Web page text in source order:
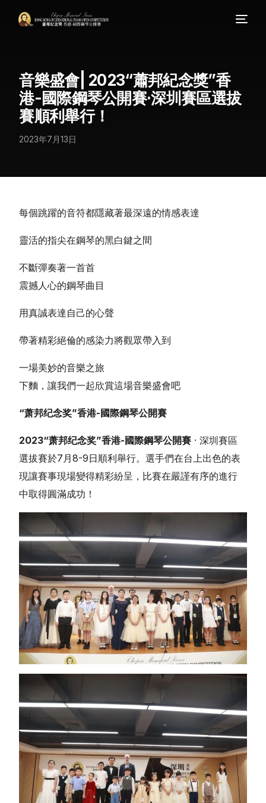
音樂盛會| 2023“蕭邦紀念獎”香
港-國際鋼琴公開賽·深圳賽區選拔
賽順利舉行！
2023年7月13日
每個跳躍的音符都隱藏著最深遠的情感表達
靈活的指尖在鋼琴的黑白鍵之間
不斷彈奏著一首首
震撼人心的鋼琴曲目
用真誠表達自己的心聲
帶著精彩絕倫的感染力將觀眾帶入到
一場美妙的音樂之旅
下麵，讓我們一起欣賞這場音樂盛會吧
“萧邦纪念奖”香港-國際鋼琴公開賽
2023“萧邦纪念奖”香港-國際鋼琴公開賽 · 深圳賽區
選拔賽於7月8-9日順利舉行。選手們在台上出色的表
現讓賽事現場變得精彩紛呈，比賽在嚴謹有序的進行
中取得圓滿成功！
繁體中文